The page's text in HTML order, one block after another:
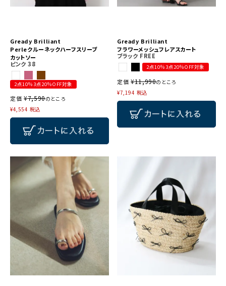
Gready Brilliant
Perleクルーネックハーフスリーブ
カットソー
ピンク 38
2点10％3点20％OFF対象
定価 ¥7,590のところ
¥4,554 税込
Gready Brilliant
フラワーメッシュフレアスカート
ブラック FREE
2点10％3点20％OFF対象
定価 ¥11,990のところ
¥7,194 税込